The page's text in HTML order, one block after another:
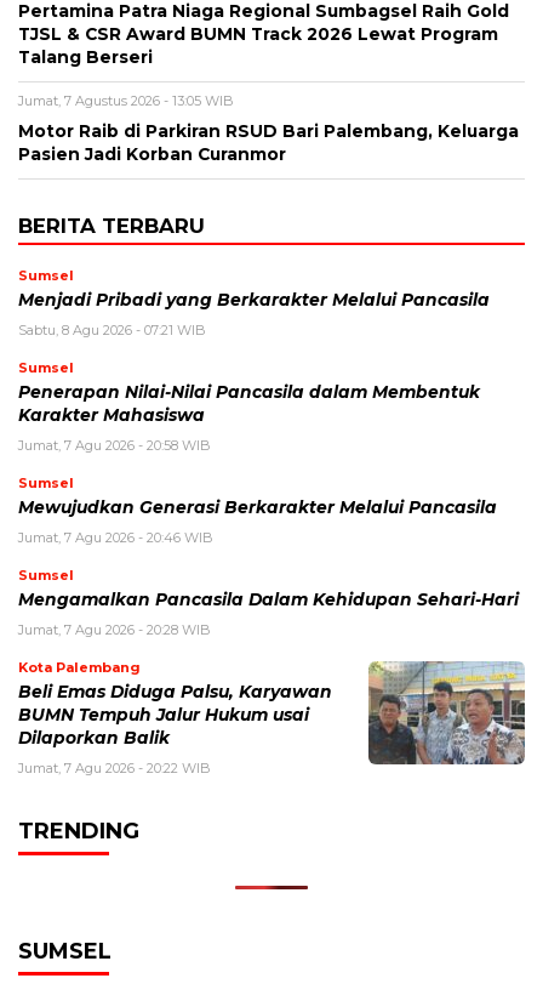
Pertamina Patra Niaga Regional Sumbagsel Raih Gold
TJSL & CSR Award BUMN Track 2026 Lewat Program
Talang Berseri
Jumat, 7 Agustus 2026 - 13:05 WIB
Motor Raib di Parkiran RSUD Bari Palembang, Keluarga
Pasien Jadi Korban Curanmor
BERITA TERBARU
Sumsel
Menjadi Pribadi yang Berkarakter Melalui Pancasila
Sabtu, 8 Agu 2026 - 07:21 WIB
Sumsel
Penerapan Nilai-Nilai Pancasila dalam Membentuk
Karakter Mahasiswa
Jumat, 7 Agu 2026 - 20:58 WIB
Sumsel
Mewujudkan Generasi Berkarakter Melalui Pancasila
Jumat, 7 Agu 2026 - 20:46 WIB
Sumsel
Mengamalkan Pancasila Dalam Kehidupan Sehari-Hari
Jumat, 7 Agu 2026 - 20:28 WIB
Kota Palembang
Beli Emas Diduga Palsu, Karyawan
BUMN Tempuh Jalur Hukum usai
Dilaporkan Balik
Jumat, 7 Agu 2026 - 20:22 WIB
TRENDING
SUMSEL